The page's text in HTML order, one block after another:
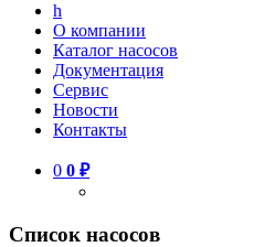
h
О компании
Каталог насосов
Документация
Сервис
Новости
Контакты
0 0 ₽
Список насосов